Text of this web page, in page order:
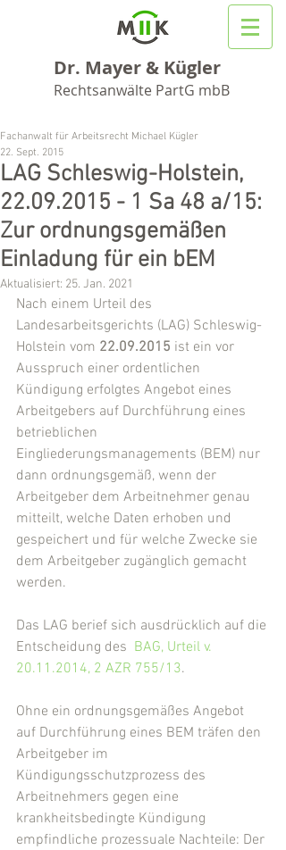
Dr. Mayer & Kügler
Rechtsanwälte PartG mbB
LAG Schleswig-Holstein,
22.09.2015 - 1 Sa 48 a/15:
Zur ordnungsgemäßen
Einladung für ein bEM
Fachanwalt für Arbeitsrecht Michael Kügler
22. Sept. 2015
Aktualisiert: 25. Jan. 2021
Nach einem Urteil des
Landesarbeitsgerichts (LAG) Schleswig-
Holstein vom 22.09.2015 ist ein vor
Ausspruch einer ordentlichen
Kündigung erfolgtes Angebot eines
Arbeitgebers auf Durchführung eines
betrieblichen
Eingliederungsmanagements (BEM) nur
dann ordnungsgemäß, wenn der
Arbeitgeber dem Arbeitnehmer genau
mitteilt, welche Daten erhoben und
gespeichert und für welche Zwecke sie
dem Arbeitgeber zugänglich gemacht
werden.
Das LAG berief sich ausdrücklich auf die
Entscheidung des BAG, Urteil v.
20.11.2014, 2 AZR 755/13.
Ohne ein ordnungsgemäßes Angebot
auf Durchführung eines BEM träfen den
Arbeitgeber im
Kündigungsschutzprozess des
Arbeitnehmers gegen eine
krankheitsbedingte Kündigung
empfindliche prozessuale Nachteile: Der